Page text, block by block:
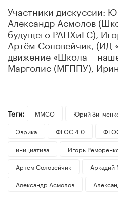
Участники дискуссии:
Александр Асмолов
будущего РАНХиГС),
Артём Соловейчик, (ИД
движение «Школа –
Марголис (МГППУ),
Теги: ММСО Юрий
Эврика
ФГОС 4.0
инициатива
Игорь
Артем Соловейчик
Аркадий
Александр Асмолов